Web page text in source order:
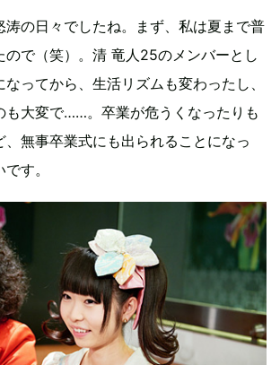
涛の日々でしたね。まず、私は夏まで普
ので（笑）。清 竜人25のメンバーとし
ってから、生活リズムも変わったし、
も大変で……。卒業が危うくなったりも
、無事卒業式にも出られることになっ
す。